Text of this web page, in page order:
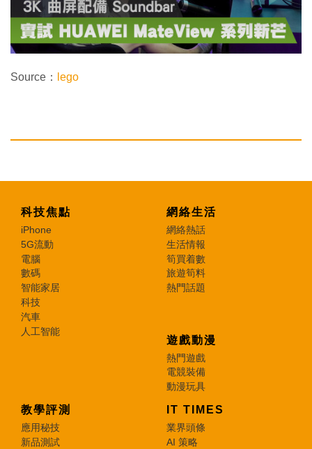
.
Source： lego
科技焦點
iPhone
5G流動
電腦
數碼
智能家居
科技
汽車
人工智能
網絡生活
網絡熱話
生活情報
筍買着數
旅遊筍料
熱門話題
遊戲動漫
熱門遊戲
電競裝備
動漫玩具
教學評測
應用秘技
新品測試
IT TIMES
業界頭條
AI 策略